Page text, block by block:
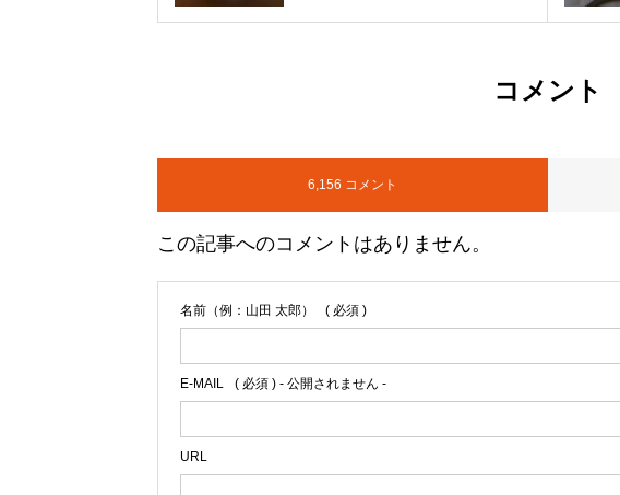
コメント
6,156 コメント
この記事へのコメントはありません。
名前（例：山田 太郎） ( 必須 )
E-MAIL ( 必須 ) - 公開されません -
URL